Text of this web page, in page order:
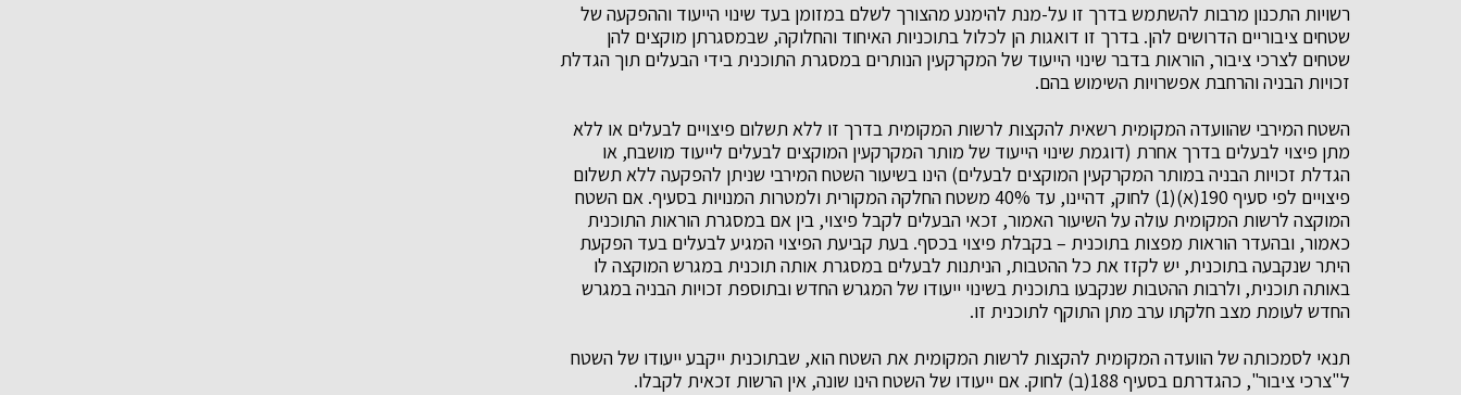
רשויות התכנון מרבות להשתמש בדרך זו על-מנת להימנע מהצורך לשלם במזומן בעד שינוי הייעוד וההפקעה של
שטחים ציבוריים הדרושים להן. בדרך זו דואגות הן לכלול בתוכניות האיחוד והחלוקה, שבמסגרתן מוקצים להן
שטחים לצרכי ציבור, הוראות בדבר שינוי הייעוד של המקרקעין הנותרים במסגרת התוכנית בידי הבעלים תוך הגדלת
זכויות הבניה והרחבת אפשרויות השימוש בהם.
השטח המירבי שהוועדה המקומית רשאית להקצות לרשות המקומית בדרך זו ללא תשלום פיצויים לבעלים או ללא
מתן פיצוי לבעלים בדרך אחרת (דוגמת שינוי הייעוד של מותר המקרקעין המוקצים לבעלים לייעוד מושבח, או
הגדלת זכויות הבניה במותר המקרקעין המוקצים לבעלים) הינו בשיעור השטח המירבי שניתן להפקעה ללא תשלום
פיצויים לפי סעיף 190(א)(1) לחוק, דהיינו, עד 40% משטח החלקה המקורית ולמטרות המנויות בסעיף. אם השטח
המוקצה לרשות המקומית עולה על השיעור האמור, זכאי הבעלים לקבל פיצוי, בין אם במסגרת הוראות התוכנית
כאמור, ובהעדר הוראות מפצות בתוכנית – בקבלת פיצוי בכסף. בעת קביעת הפיצוי המגיע לבעלים בעד הפקעת
היתר שנקבעה בתוכנית, יש לקזז את כל ההטבות, הניתנות לבעלים במסגרת אותה תוכנית במגרש המוקצה לו
באותה תוכנית, ולרבות ההטבות שנקבעו בתוכנית בשינוי ייעודו של המגרש החדש ובתוספת זכויות הבניה במגרש
החדש לעומת מצב חלקתו ערב מתן התוקף לתוכנית זו.
תנאי לסמכותה של הוועדה המקומית להקצות לרשות המקומית את השטח הוא, שבתוכנית ייקבע ייעודו של השטח
ל"צרכי ציבור", כהגדרתם בסעיף 188(ב) לחוק. אם ייעודו של השטח הינו שונה, אין הרשות זכאית לקבלו.